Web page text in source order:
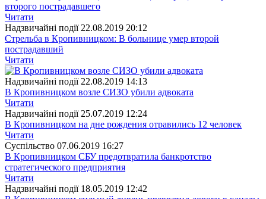
второго пострадавшего
Читати
Надзвичайні події 22.08.2019 20:12
Стрельба в Кропивницком: В больнице умер второй
пострадавший
Читати
Надзвичайні події 22.08.2019 14:13
В Кропивницком возле СИЗО убили адвоката
Читати
Надзвичайні події 25.07.2019 12:24
В Кропивницком на дне рождения отравились 12 человек
Читати
Суспiльство 07.06.2019 16:27
В Кропивницком СБУ предотвратила банкротство
стратегического предприятия
Читати
Надзвичайні події 18.05.2019 12:42